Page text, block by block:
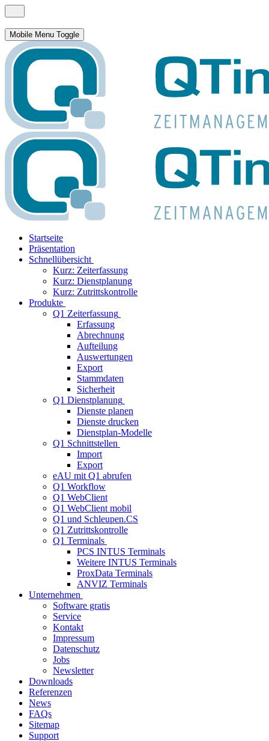
Mobile Menu Toggle
Startseite
Präsentation
Schnellübersicht
Kurz: Zeiterfassung
Kurz: Dienstplanung
Kurz: Zutrittskontrolle
Produkte
Q1 Zeiterfassung
Erfassung
Abrechnung
Aufteilung
Auswertungen
Export
Stammdaten
Sicherheit
Q1 Dienstplanung
Dienste planen
Dienste drucken
Dienstplan-Modelle
Q1 Schnittstellen
Import
Export
eAU mit Q1 abrufen
Q1 Workflow
Q1 WebClient
Q1 WebClient mobil
Q1 und Schleupen.CS
Q1 Zutrittskontrolle
Q1 Terminals
PCS INTUS Terminals
Weitere INTUS Terminals
ProxData Terminals
ANVIZ Terminals
Unternehmen
Software gratis
Service
Kontakt
Impressum
Datenschutz
Jobs
Newsletter
Downloads
Referenzen
News
FAQs
Sitemap
Support